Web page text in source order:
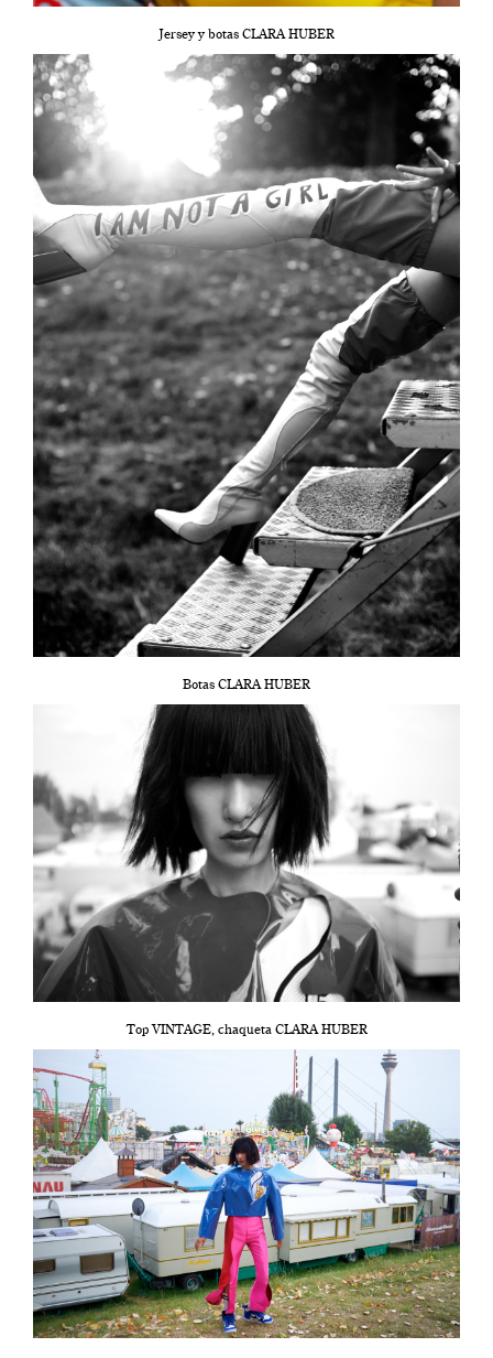
Jersey y botas CLARA HUBER
Botas CLARA HUBER
Top VINTAGE, chaqueta CLARA HUBER